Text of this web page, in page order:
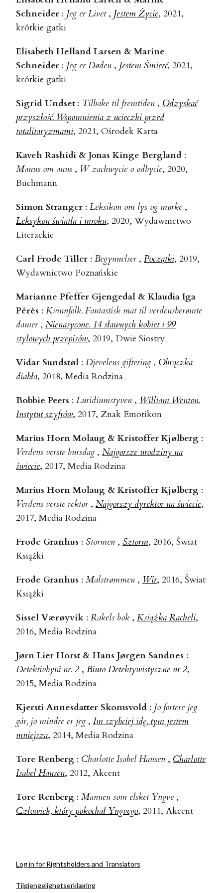
Schneider : Jeg er Livet , Jestem Życie, 2021,
krótkie gatki
Elisabeth Helland Larsen & Marine
Schneider : Jeg er Døden , Jestem Śmierć, 2021,
krótkie gatki
Sigrid Undset : Tilbake til fremtiden , Odzyskać
przyszłość. Wspomnienia z ucieczki przed
totalitaryzmami, 2021, Ośrodek Karta
Kaveh Rashidi & Jonas Kinge Bergland :
Manus om anus , W zachwycie o odbycie, 2020,
Buchmann
Simon Stranger : Leksikon om lys og mørke ,
Leksykon światła i mroku, 2020, Wydawnictwo
Literackie
Carl Frode Tiller : Begynnelser , Początki, 2019,
Wydawnictwo Poznańskie
Marianne Pfeffer Gjengedal & Klaudia Iga
Pérès : Kvinnfolk. Fantastisk mat til verdensberømte
damer , Nienasycone. 14 sławnych kobiet i 99
stylowych przepisów, 2019, Dwie Siostry
Vidar Sundstøl : Djevelens giftering , Obrączka
diabła, 2018, Media Rodzina
Bobbie Peers : Luridiumstyven , William Wenton.
Instytut szyfrów, 2017, Znak Emotikon
Marius Horn Molaug & Kristoffer Kjølberg :
Verdens verste bursdag , Najgorsze urodziny na
świecie, 2017, Media Rodzina
Marius Horn Molaug & Kristoffer Kjølberg :
Verdens verste rektor , Najgorszy dyrektor na świecie,
2017, Media Rodzina
Frode Granhus : Stormen , Sztorm, 2016, Świat
Książki
Frode Granhus : Malstrømmen , Wir, 2016, Świat
Książki
Sissel Værøyvik : Rakels bok , Książka Racheli,
2016, Media Rodzina
Jørn Lier Horst & Hans Jørgen Sandnes :
Detektivbyrå nr. 2 , Biuro Detektywistyczne nr 2,
2015, Media Rodzina
Kjersti Annesdatter Skomsvold : Jo fortere jeg
går, jo mindre er jeg , Im szybciej idę, tym jestem
mniejsza, 2014, Media Rodzina
Tore Renberg : Charlotte Isabel Hansen , Charlotte
Isabel Hansen, 2012, Akcent
Tore Renberg : Mannen som elsket Yngve ,
Człowiek, który pokochał Yngvego, 2011, Akcent
Log in for Rightsholders and Translators
Tilgjengelighetserklæring